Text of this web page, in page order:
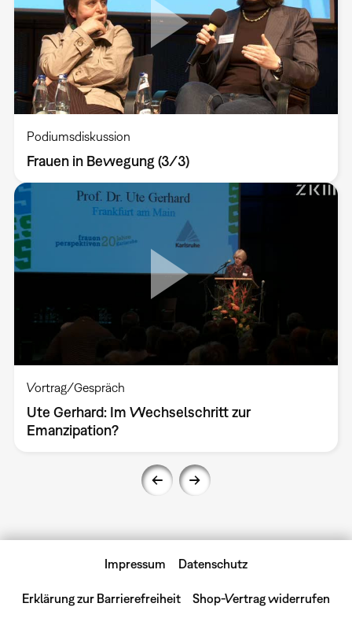
Podiumsdiskussion
Frauen in Bewegung (3/3)
Vortrag/Gespräch
Ute Gerhard: Im Wechselschritt zur
Emanzipation?
Impressum Datenschutz
Erklärung zur Barrierefreiheit Shop-Vertrag widerrufen